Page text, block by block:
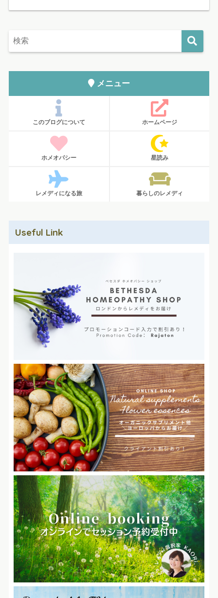
メニュー
このブログについて ホームページ
ホメオパシー 星読み
レメディになる旅 暮らしのレメディ
Useful Link